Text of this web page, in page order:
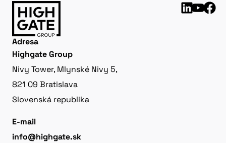
Adresa
Highgate Group
Nivy Tower, Mlynské Nivy 5,
821 09 Bratislava
Slovenská republika
E-mail
info@highgate.sk